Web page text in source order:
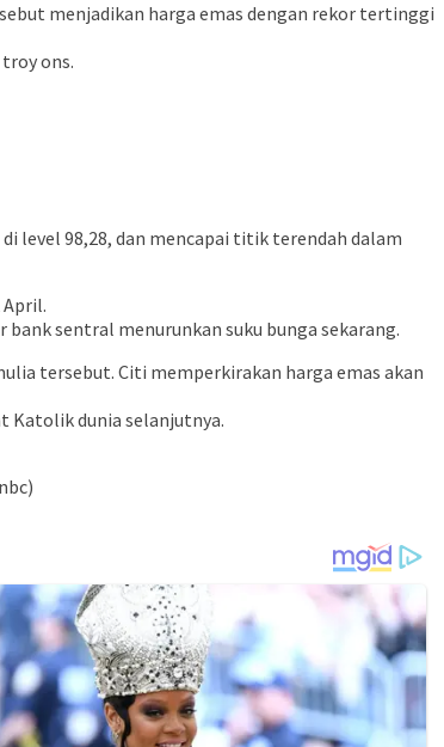
menjadikan harga emas dengan rekor tertinggi
ons.
level 98,28, dan mencapai titik terendah dalam
sentral menurunkan suku bunga sekarang.
tersebut. Citi memperkirakan harga emas akan
Katolik dunia selanjutnya.